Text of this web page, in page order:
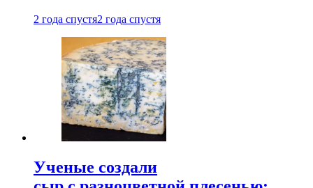
2 года спустя2 года спустя
Ученые создали